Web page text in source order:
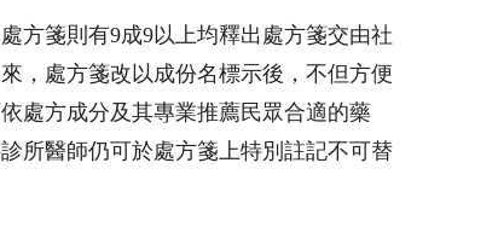
方箋則有9成9以上均釋出處方箋交由社
，處方箋改以成份名標示後，不但方便
處方成分及其專業推薦民眾合適的藥
所醫師仍可於處方箋上特別註記不可替